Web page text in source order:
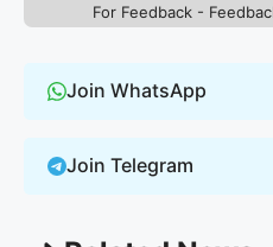
For Feedback -
Join WhatsApp
Join Telegram